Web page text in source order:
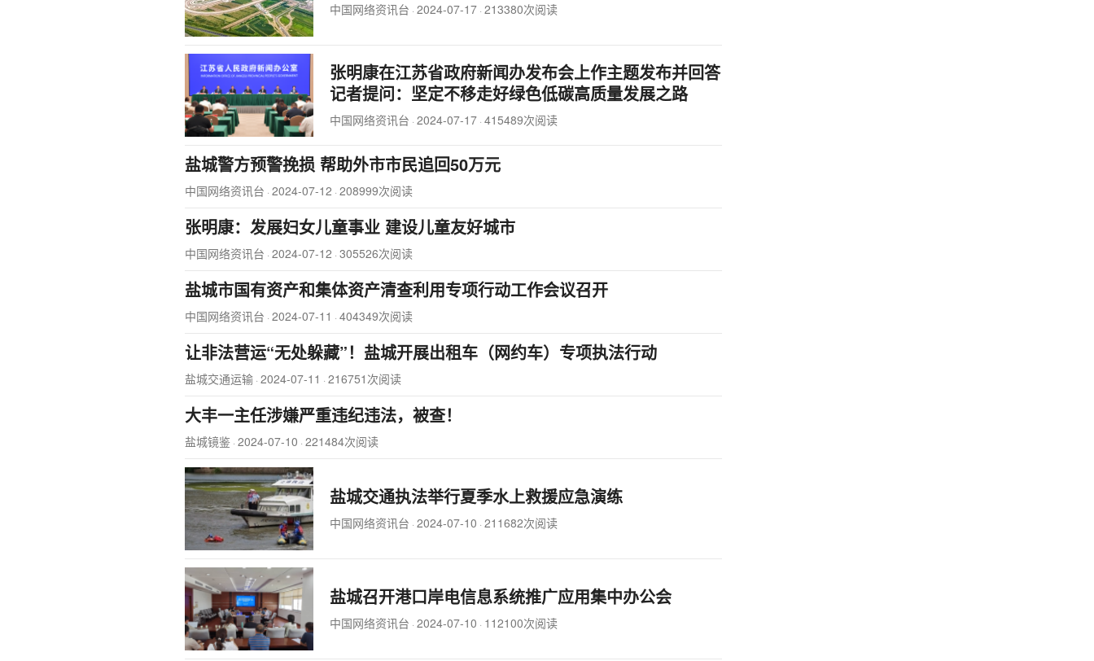
中国网络资讯台 · 2024-07-17 · 213380次阅读
张明康在江苏省政府新闻办发布会上作主题发布并回答
记者提问：坚定不移走好绿色低碳高质量发展之路
中国网络资讯台 · 2024-07-17 · 415489次阅读
盐城警方预警挽损 帮助外市市民追回50万元
中国网络资讯台 · 2024-07-12 · 208999次阅读
张明康：发展妇女儿童事业 建设儿童友好城市
中国网络资讯台 · 2024-07-12 · 305526次阅读
盐城市国有资产和集体资产清查利用专项行动工作会议召开
中国网络资讯台 · 2024-07-11 · 404349次阅读
让非法营运“无处躲藏”！盐城开展出租车（网约车）专项执法行动
盐城交通运输 · 2024-07-11 · 216751次阅读
大丰一主任涉嫌严重违纪违法，被查！
盐城镜鉴 · 2024-07-10 · 221484次阅读
盐城交通执法举行夏季水上救援应急演练
中国网络资讯台 · 2024-07-10 · 211682次阅读
盐城召开港口岸电信息系统推广应用集中办公会
中国网络资讯台 · 2024-07-10 · 112100次阅读